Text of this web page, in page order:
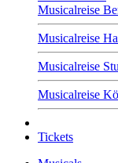
Musicalreise
Musicalreise
Musicalreise
Musicalreise
Tickets